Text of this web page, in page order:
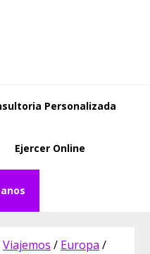
Personalizada
Ejercer Online
Viajemos / Europa /